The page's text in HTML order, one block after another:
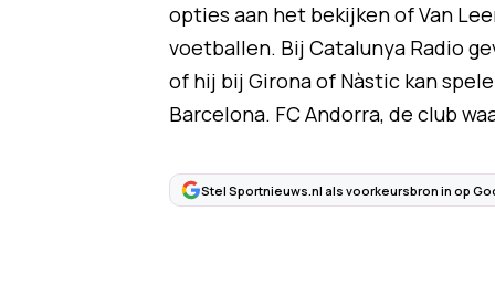
opties aan het bekijken of Van
voetballen. Bij Catalunya Radio
of hij bij Girona of Nàstic kan
Barcelona. FC Andorra, de club
Stel Sportnieuws.nl als voorkeursbron in op